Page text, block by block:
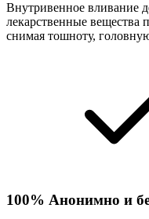
Внутривенное вливание
лекарственные вещества
снимая тошноту,
100% Анонимно и